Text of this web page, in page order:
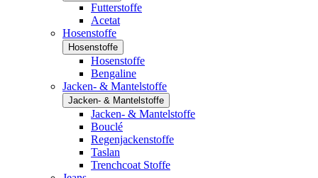
Futterstoffe
Acetat
Hosenstoffe
Hosenstoffe
Hosenstoffe
Bengaline
Jacken- & Mantelstoffe
Jacken- & Mantelstoffe
Jacken- & Mantelstoffe
Bouclé
Regenjackenstoffe
Taslan
Trenchcoat Stoffe